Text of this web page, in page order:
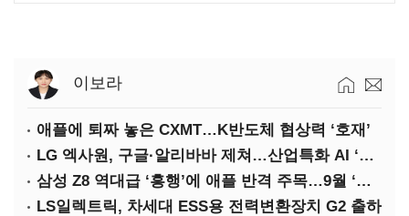
이보라
애플에 퇴짜 놓은 CXMT…K반도체 협상력 ‘호재’
LG 엑사원, 구글·알리바바 제쳐…산업특화 AI ‘속도’
삼성 Z8 역대급 ‘흥행’에 애플 반격 주목…9월 ‘폴더블 대전’
LS일렉트릭, 차세대 ESS용 전력변환장치 G2 출하